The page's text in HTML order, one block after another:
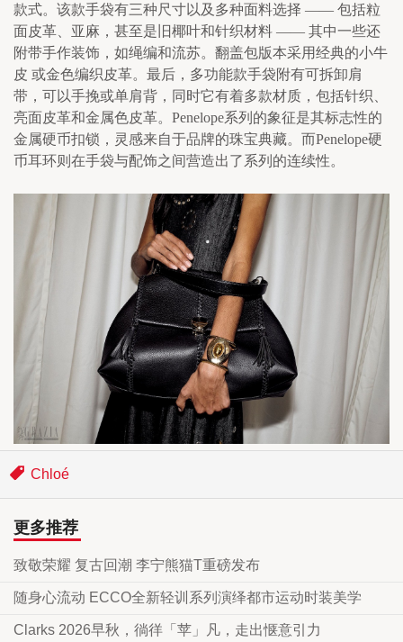
款式。该款手袋有三种尺寸以及多种面料选择 —— 包括粒
面皮革、亚麻，甚至是旧椰叶和针织材料 —— 其中一些还
附带手作装饰，如绳编和流苏。翻盖包版本采用经典的小牛
皮 或金色编织皮革。最后，多功能款手袋附有可拆卸肩
带，可以手挽或单肩背，同时它有着多款材质，包括针织、
亮面皮革和金属色皮革。Penelope系列的象征是其标志性的
金属硬币扣锁，灵感来自于品牌的珠宝典藏。而Penelope硬
币耳环则在手袋与配饰之间营造出了系列的连续性。
Chloé
更多推荐
致敬荣耀 复古回潮 李宁熊猫T重磅发布
随身心流动 ECCO全新轻训系列演绎都市运动时装美学
Clarks 2026早秋，徜徉「苹」凡，走出惬意引力